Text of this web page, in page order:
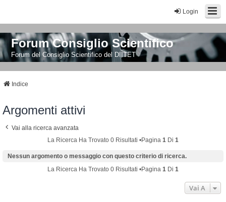
Login
Forum Consiglio Scientifico
Forum del Consiglio Scientifico del DIITET
Indice
Argomenti attivi
Vai alla ricerca avanzata
La Ricerca Ha Trovato 0 Risultati •Pagina 1 Di 1
Nessun argomento o messaggio con questo criterio di ricerca.
La Ricerca Ha Trovato 0 Risultati •Pagina 1 Di 1
Vai A